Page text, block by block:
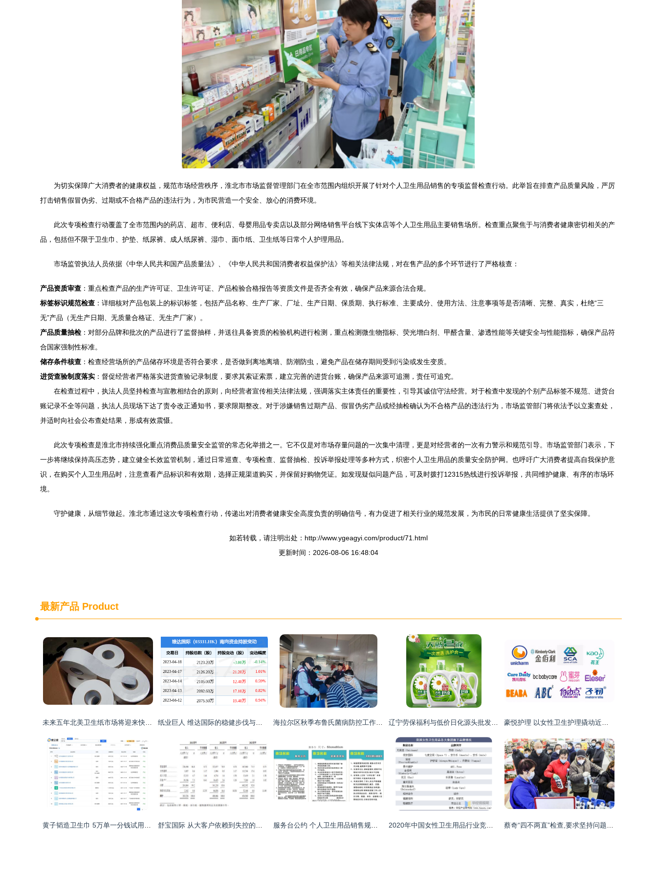
为切实保障广大消费者的健康权益，规范市场经营秩序，淮北市市场监督管理部门在全市范围内组织开展了针对个人卫生用品销售的专项监督检查行动。此举旨在排查产品质量风险，严厉
打击销售假冒伪劣、过期或不合格产品的违法行为，为市民营造一个安全、放心的消费环境。
此次专项检查行动覆盖了全市范围内的药店、超市、便利店、母婴用品专卖店以及部分网络销售平台线下实体店等个人卫生用品主要销售场所。检查重点聚焦于与消费者健康密切相关的产
品，包括但不限于卫生巾、护垫、纸尿裤、成人纸尿裤、湿巾、面巾纸、卫生纸等日常个人护理用品。
市场监管执法人员依据《中华人民共和国产品质量法》、《中华人民共和国消费者权益保护法》等相关法律法规，对在售产品的多个环节进行了严格核查：
产品资质审查 ：重点检查产品的生产许可证、卫生许可证、产品检验合格报告等资质文件是否齐全有效，确保产品来源合法合规。
标签标识规范检查 ：详细核对产品包装上的标识标签，包括产品名称、生产厂家、厂址、生产日期、保质期、执行标准、主要成分、使用方法、注意事项等是否清晰、完整、真实，杜绝“三
无”产品（无生产日期、无质量合格证、无生产厂家）。
产品质量抽检：对部分品牌和批次的产品进行了监督抽样，并送往具备资质的检验机构进行检测，重点检测微生物指标、荧光增白剂、甲醛含量、渗透性能等关键安全与性能指标，确保产品符
合国家强制性标准。
储存条件核查 ：检查经营场所的产品储存环境是否符合要求，是否做到离地离墙、防潮防虫，避免产品在储存期间受到污染或发生变质。
进货查验制度落实 ：督促经营者严格落实进货查验记录制度，要求其索证索票，建立完善的进货台账，确保产品来源可追溯，责任可追究。
在检查过程中，执法人员坚持检查与宣教相结合的原则，向经营者宣传相关法律法规，强调落实主体责任的重要性，引导其诚信守法经营。对于检查中发现的个别产品标签不规范、进货台
账记录不全等问题，执法人员现场下达了责令改正通知书，要求限期整改。对于涉嫌销售过期产品、假冒伪劣产品或经抽检确认为不合格产品的违法行为，市场监管部门将依法予以立案查处，
并适时向社会公布查处结果，形成有效震慑。
此次专项检查是淮北市持续强化重点消费品质量安全监管的常态化举措之一。它不仅是对市场存量问题的一次集中清理，更是对经营者的一次有力警示和规范引导。市场监管部门表示，下
一步将继续保持高压态势，建立健全长效监管机制，通过日常巡查、专项检查、监督抽检、投诉举报处理等多种方式，织密个人卫生用品的质量安全防护网。也呼吁广大消费者提高自我保护意
识，在购买个人卫生用品时，注意查看产品标识和有效期，选择正规渠道购买，并保留好购物凭证。如发现疑似问题产品，可及时拨打12315热线进行投诉举报，共同维护健康、有序的市场环
境。
守护健康，从细节做起。淮北市通过这次专项检查行动，传递出对消费者健康安全高度负责的明确信号，有力促进了相关行业的规范发展，为市民的日常健康生活提供了坚实保障。
如若转载，请注明出处：http://www.ygeagyi.com/product/71.html
更新时间：2026-08-06 16:48:04
最新产品 Product